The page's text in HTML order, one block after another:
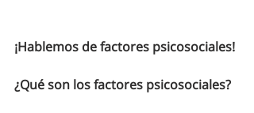
¡Hablemos de factores psicosociales!
¿Qué son los factores psicosociales?